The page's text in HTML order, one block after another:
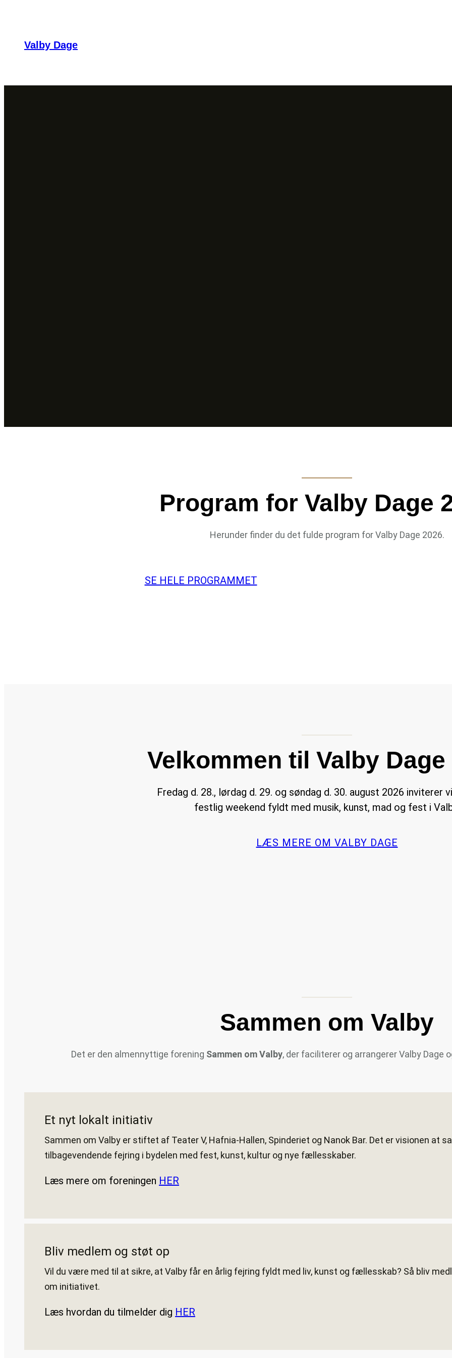
Valby Dage
Program for Valby Dage
Herunder finder du det fulde program for Valby Dage 2026.
SE HELE PROGRAMMET
Velkommen til Valby Dage
Fredag d. 28., lørdag d. 29. og søndag d. 30. august 2026 inviterer
festlig weekend fyldt med musik, kunst, mad og fest i
LÆS MERE OM VALBY DAGE
Sammen om Valby
Det er den almennyttige forening Sammen om Valby, der faciliterer og arrangerer Valby Dage
Et nyt lokalt initiativ
Sammen om Valby er stiftet af Teater V, Hafnia-Hallen, Spinderiet og Nanok Bar. Det er visionen at
tilbagevendende fejring i bydelen med fest, kunst, kultur og nye fællesskaber.
Læs mere om foreningen HER
Bliv medlem og støt op
Vil du være med til at sikre, at Valby får en årlig fejring fyldt med liv, kunst og fællesskab? Så bliv
om initiativet.
Læs hvordan du tilmelder dig HER